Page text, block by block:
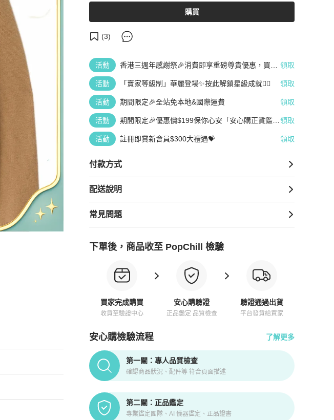
購買
(3)
活動
香港三週年感謝祭🎉消費即享重磅尊貴優惠，買越
領取
活動 「賣家等級制」華麗登場✨按此解鎖星級成就👆🏻 領取
活動 期間限定🎉全站免本地&國際運費 領取
活動
期間限定🎉優惠價$199保你心安「安心購正貨鑑
領取
活動 註冊即賞新會員$300大禮遇💝 領取
付款方式
配送說明
常見問題
下單後，商品收至 PopChill 檢驗
買家完成購買
收貨至驗證中心
安心購驗證
正品鑑定 品質檢查
驗證通過出貨
平台發貨給買家
安心購檢驗流程 了解更多
PopChill拍拍圈正品驗證、安心購檢驗流程介紹
第一關：專人品質檢查
確認商品狀況、配件等 符合頁面描述
第二關：正品鑑定
專業鑑定團隊、AI 儀器鑑定、正品證書